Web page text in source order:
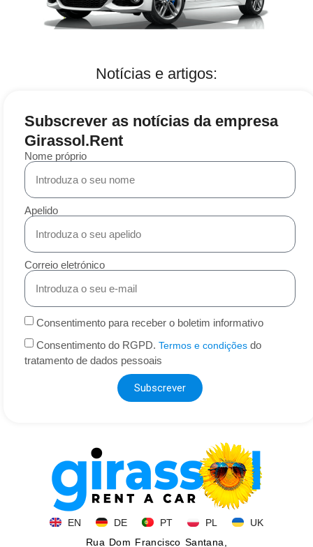
Notícias e artigos:
Subscrever as notícias da empresa
Girassol.Rent
Nome próprio
Apelido
Correio eletrónico
Consentimento para receber o boletim informativo
Consentimento do RGPD. Termos e condições do
tratamento de dados pessoais
Subscrever
EN DE PT PL
UK
Rua Dom Francisco Santana,